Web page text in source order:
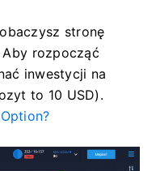
stronę
Aby rozpocząć
inwestycji na
to 10 USD).